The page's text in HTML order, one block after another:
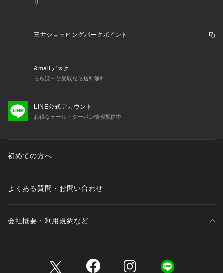
※商品の色味は、商品アップ画像をご参照ください。
リ
三井ショッピングパークポイント
&mallデスク
ららぽーと受取なら送料無料
LINE公式アカウント
お得なセール・クーポン情報配信中
初めての方へ
よくある質問・お問い合わせ
会社概要・利用規約など